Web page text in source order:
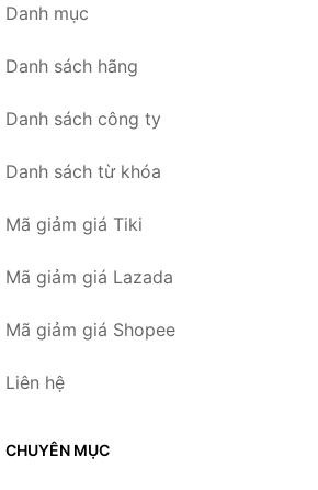
Danh mục
Danh sách hãng
Danh sách công ty
Danh sách từ khóa
Mã giảm giá Tiki
Mã giảm giá Lazada
Mã giảm giá Shopee
Liên hệ
CHUYÊN MỤC